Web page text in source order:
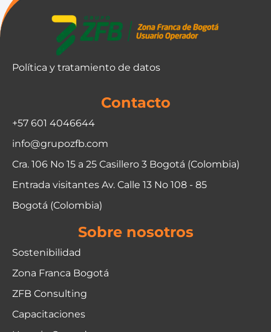
Política y tratamiento de datos
Contacto
+57 601 4046644
info@grupozfb.com
Cra. 106 No 15 a 25 Casillero 3 Bogotá (Colombia)
Entrada visitantes Av. Calle 13 No 108 - 85
Bogotá (Colombia)
Sobre nosotros
Sostenibilidad
Zona Franca Bogotá
ZFB Consulting
Capacitaciones